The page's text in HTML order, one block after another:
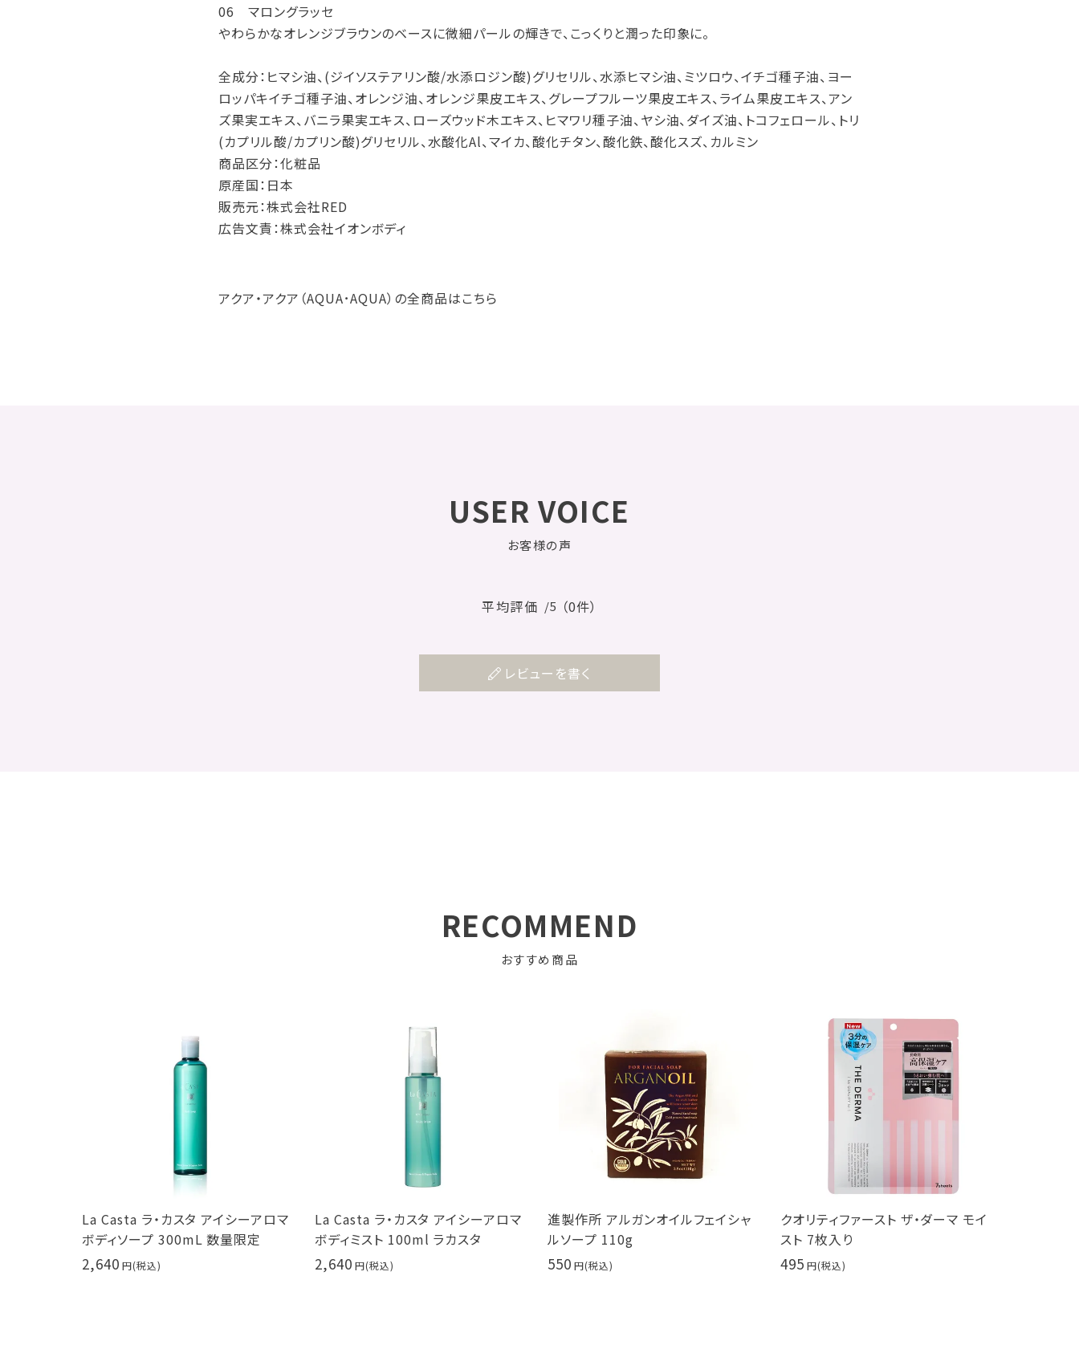
06 マロングラッセ
やわらかなオレンジブラウンのベースに微細パールの輝きで、こっくりと潤った印象に。
全成分：ヒマシ油、(ジイソステアリン酸/水添ロジン酸)グリセリル、水添ヒマシ油、ミツロウ、イチゴ種子油、ヨー
ロッパキイチゴ種子油、オレンジ油、オレンジ果皮エキス、グレープフルーツ果皮エキス、ライム果皮エキス、アン
ズ果実エキス、バニラ果実エキス、ローズウッド木エキス、ヒマワリ種子油、ヤシ油、ダイズ油、トコフェロール、トリ
(カプリル酸/カプリン酸)グリセリル、水酸化Al、マイカ、酸化チタン、酸化鉄、酸化スズ、カルミン
商品区分：化粧品
原産国：日本
販売元：株式会社RED
広告文責：株式会社イオンボディ
アクア・アクア（AQUA･AQUA）の全商品はこちら
USER VOICE
お客様の声
平均評価 /5 （0件）
レビューを書く
RECOMMEND
おすすめ商品
タ アイシーアロマ
数量限定
La Casta ラ・カスタ アイシーアロマ
ボディミスト 100ml ラカスタ
2,640
進製作所 アルガンオイルフェイシャ
ルソープ 110g
550
クオリティファースト ザ・ダーマ モイ
スト 7枚入り
495
PureCure（ピュアキュア） 美容液
30ml ヒト幹細胞培養液エキス
9,900